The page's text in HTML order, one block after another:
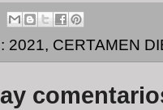
2021, CERTAMEN